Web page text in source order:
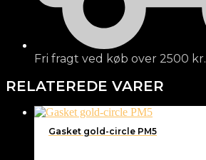
Fri fragt ved køb over 2500 kr.
RELATEREDE VARER
Gasket gold-circle PM5